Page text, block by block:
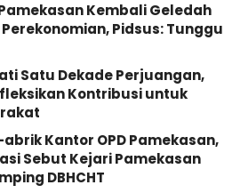
Kembali Geledah
Pidsus: Tunggu
Satu Dekade Perjuangan,
Kontribusi untuk
Kantor OPD Pamekasan,
Sebut Kejari Pamekasan
DBHCHT